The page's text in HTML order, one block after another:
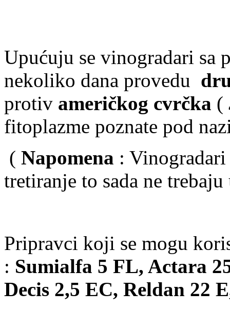
Upućuju se vinogradari sa
nekoliko dana provedu
protiv američkog cvrčka (
fitoplazme poznate pod
( Napomena :
tretiranje to sada ne
Pripravci koji se mogu
: Sumialfa 5 FL, Actara
Decis 2,5 EC, Reldan 22